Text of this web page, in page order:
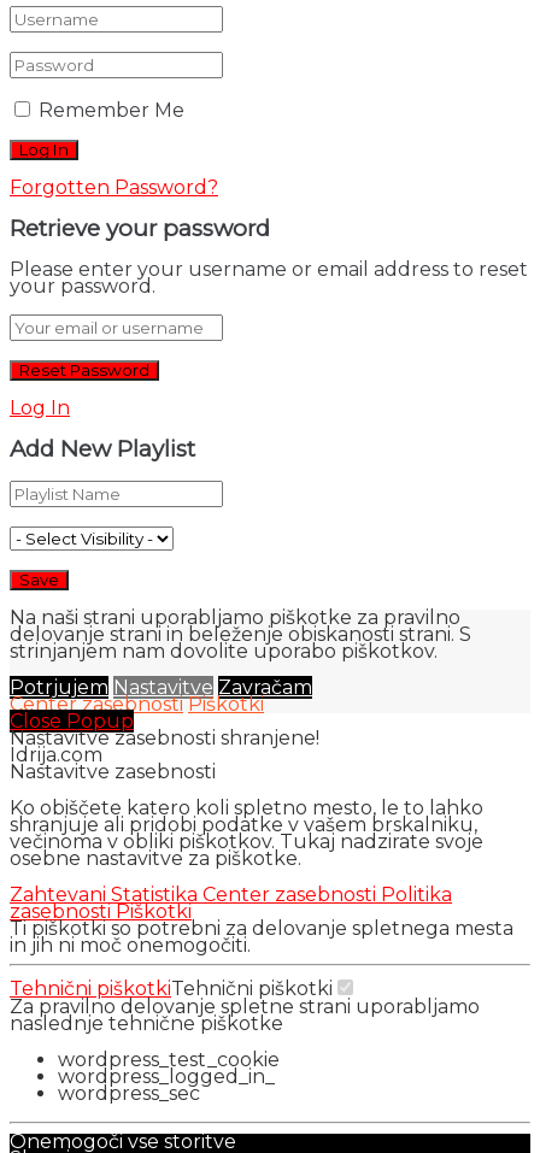
Remember Me
Forgotten Password?
Retrieve your password
Please enter your username or email address to reset
your password.
Log In
Add New Playlist
Na naši strani uporabljamo piškotke za pravilno
delovanje strani in beleženje obiskanosti strani. S
strinjanjem nam dovolite uporabo piškotkov.
Potrjujem Nastavitve Zavračam
Center zasebnosti Piškotki
Close Popup
Nastavitve zasebnosti shranjene!
Idrija.com
Nastavitve zasebnosti
Ko obiščete katero koli spletno mesto, le to lahko
shranjuje ali pridobi podatke v vašem brskalniku,
večinoma v obliki piškotkov. Tukaj nadzirate svoje
osebne nastavitve za piškotke.
Zahtevani Statistika Center zasebnosti Politika
zasebnosti Piškotki
Ti piškotki so potrebni za delovanje spletnega mesta
in jih ni moč onemogočiti.
Tehnični piškotkiTehnični piškotki
Za pravilno delovanje spletne strani uporabljamo
naslednje tehnične piškotke
wordpress_test_cookie
wordpress_logged_in_
wordpress_sec
Onemogoči vse storitve